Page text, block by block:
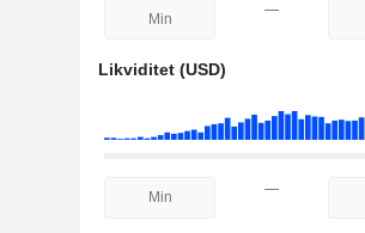
—
Likviditet (USD)
—